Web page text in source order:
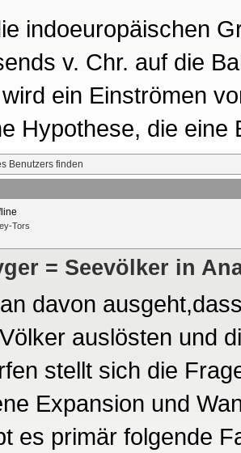
indoeuropäischen
v. Chr. auf die
ein Einströmen
Hypothese, die eine
Tors
= Seevölker in
davon
auslösten und
stellt sich die
Expansion und
es primär folgende